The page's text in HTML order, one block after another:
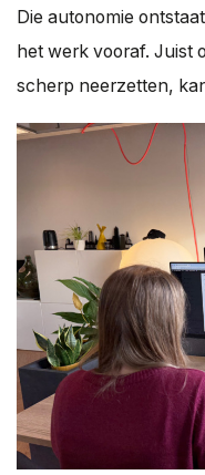
Die autonomie
het werk vooraf. Juist
scherp neerzetten,